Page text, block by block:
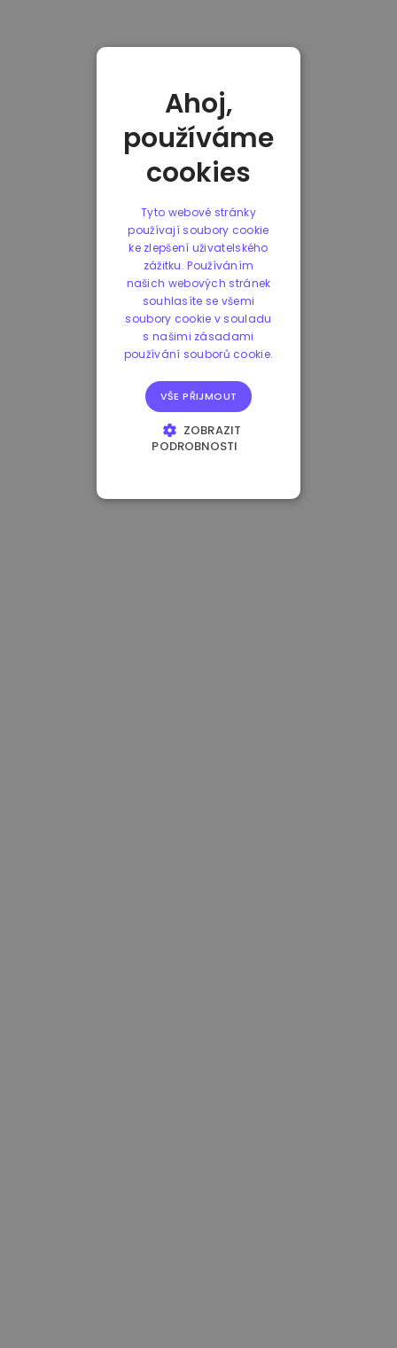
Ahoj,
používáme
cookies
Tyto webové stránky
používají soubory cookie
ke zlepšení uživatelského
zážitku. Používáním
našich webových stránek
souhlasíte se všemi
soubory cookie v souladu
s našimi zásadami
používání souborů cookie.
VŠE PŘIJMOUT
ZOBRAZIT
PODROBNOSTI